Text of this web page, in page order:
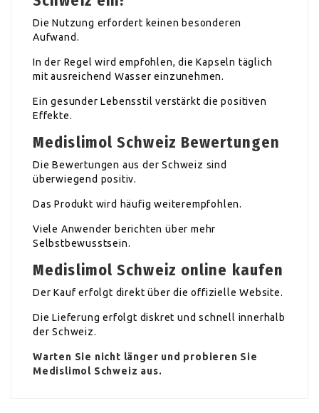
Die Nutzung erfordert keinen besonderen
Aufwand.
In der Regel wird empfohlen, die Kapseln täglich
mit ausreichend Wasser einzunehmen.
Ein gesunder Lebensstil verstärkt die positiven
Effekte.
Medislimol Schweiz Bewertungen
Die Bewertungen aus der Schweiz sind
überwiegend positiv.
Das Produkt wird häufig weiterempfohlen.
Viele Anwender berichten über mehr
Selbstbewusstsein.
Medislimol Schweiz online kaufen
Der Kauf erfolgt direkt über die offizielle Website.
Die Lieferung erfolgt diskret und schnell innerhalb
der Schweiz.
Warten Sie nicht länger und probieren Sie
Medislimol Schweiz aus.